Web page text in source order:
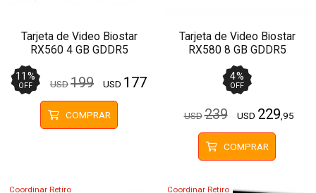
Tarjeta de Video Biostar
RX560 4 GB GDDR5
11 %
OFF USD199 USD 177
COMPRAR
Tarjeta de Video Biostar
RX580 8 GB GDDR5
4%
OFF
USD239 USD 229 ,95
COMPRAR
Coordinar Retiro Coordinar Retiro